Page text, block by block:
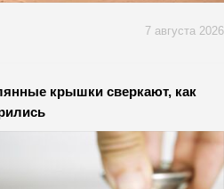
7 августа 2026
крышки сверкают, как